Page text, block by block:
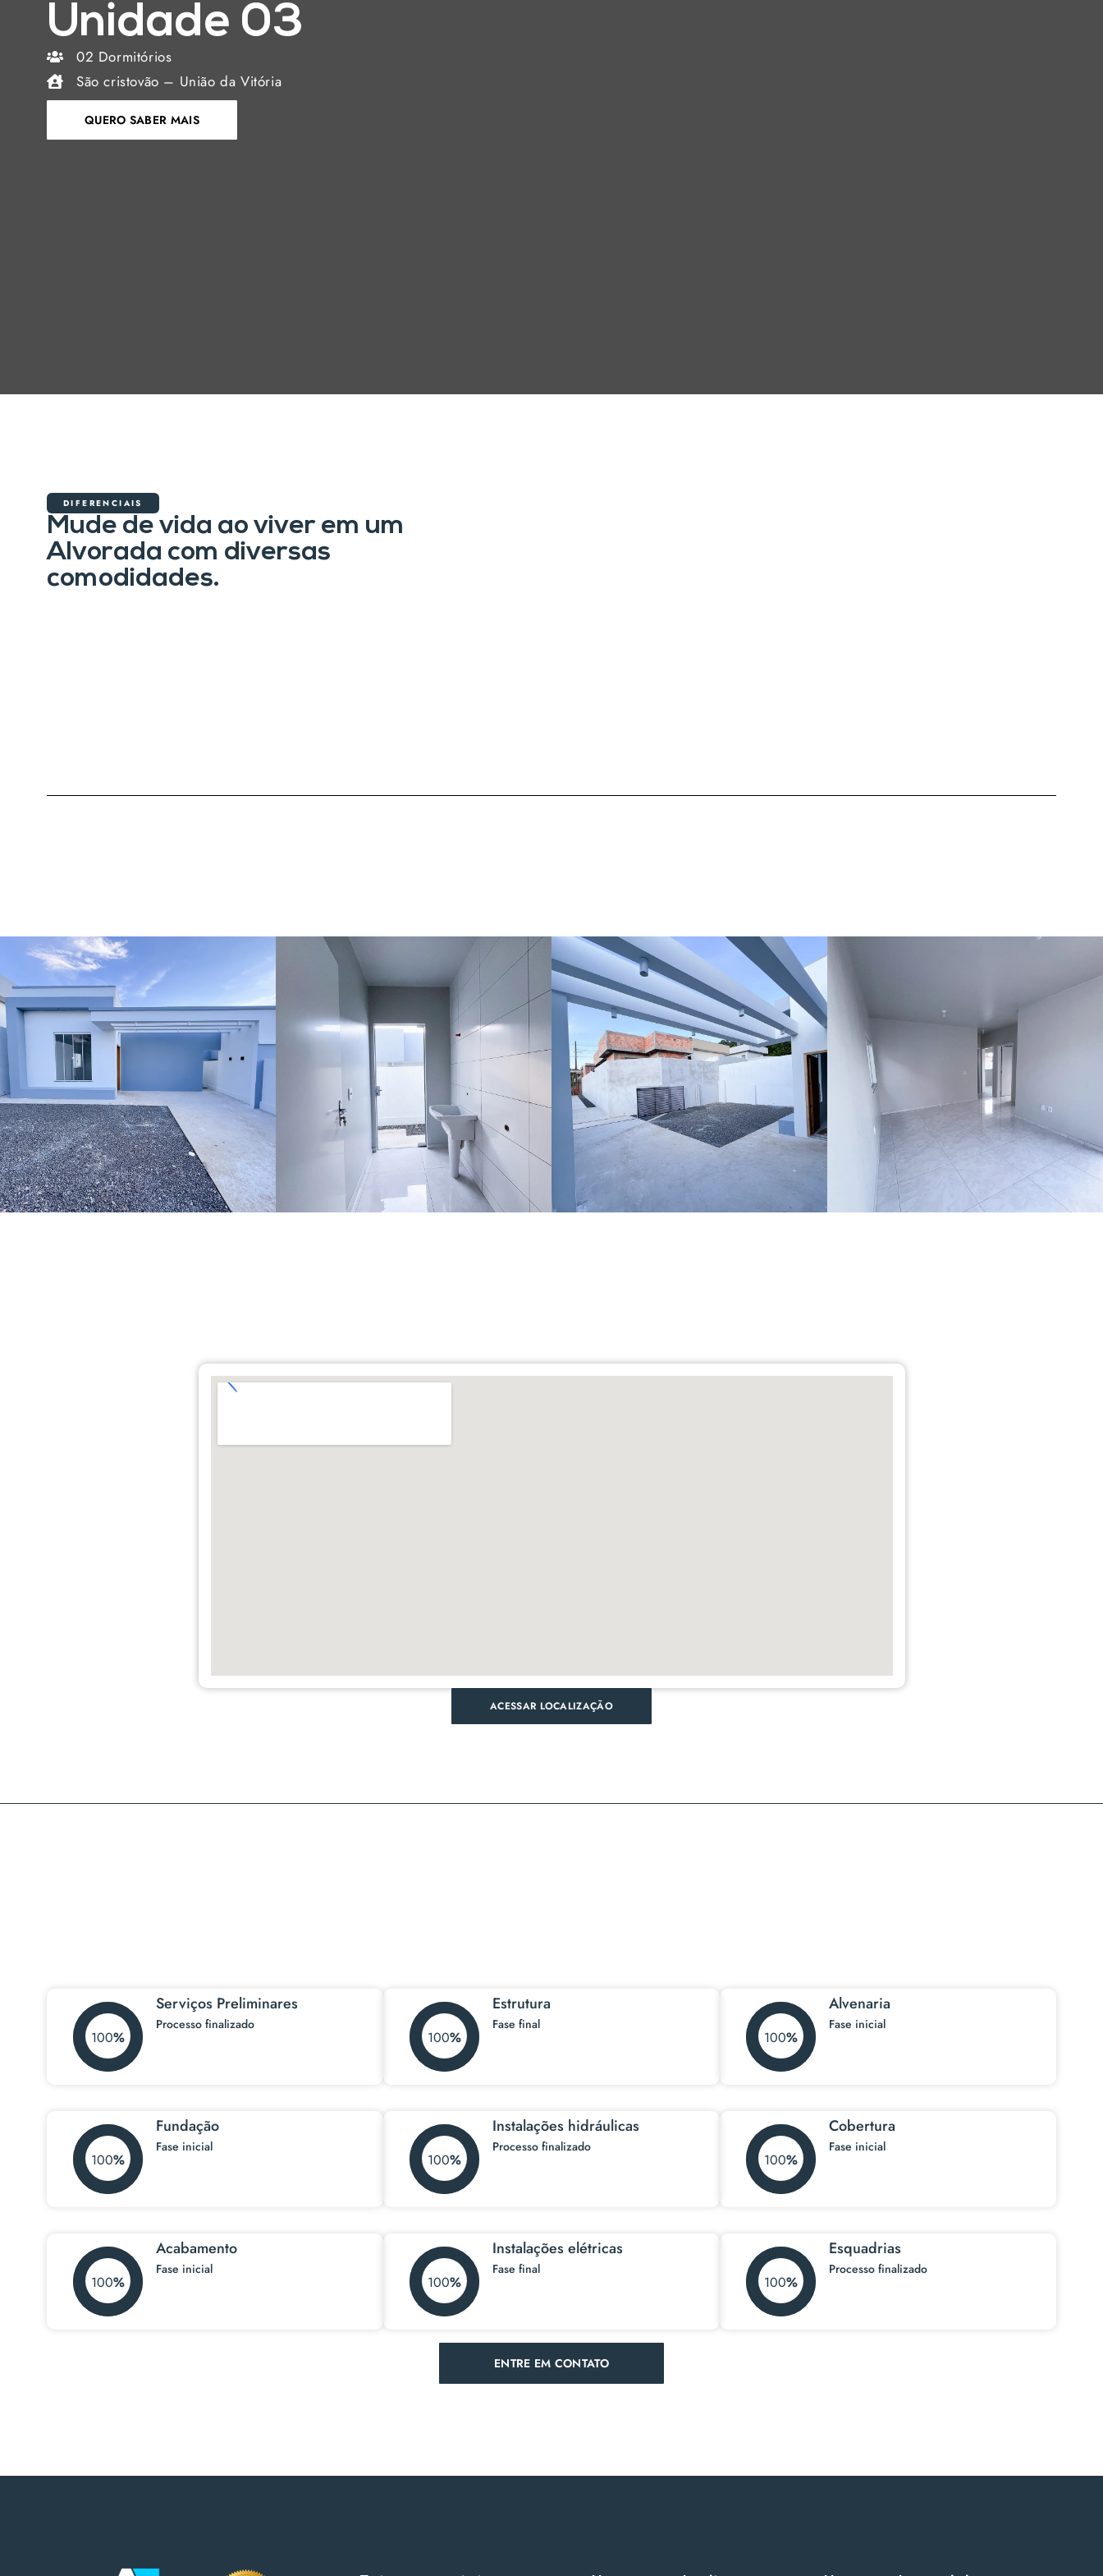
Unidade 03
02 Dormitórios
São cristovão – União da Vitória
QUERO SABER MAIS
DIFERENCIAIS
Mude de vida ao viver em um
Alvorada com diversas
comodidades.
ACESSAR LOCALIZAÇÃO
100
Serviços Preliminares
Processo finalizado
100
Estrutura
Fase final
100
Alvenaria
Fase inicial
100
Fundação
Fase inicial
100
Instalações hidráulicas
Processo finalizado
100
Cobertura
Fase inicial
100
Acabamento
Fase inicial
100
Instalações elétricas
Fase final
100
Esquadrias
Processo finalizado
ENTRE EM CONTATO